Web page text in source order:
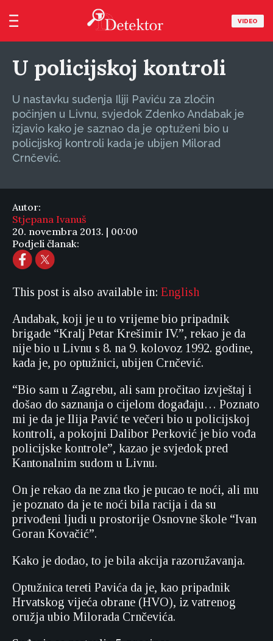
VIDEO
U policijskoj kontroli
U nastavku suđenja Iliji Paviću za zločin
počinjen u Livnu, svjedok Zdenko Andabak je
izjavio kako je saznao da je optuženi bio u
policijskoj kontroli kada je ubijen Milorad
Crnčević.
Autor:
Stjepana Ivanuš
20. novembra 2013. | 00:00
Podjeli članak:
This post is also available in: English
Andabak, koji je u to vrijeme bio pripadnik
brigade “Kralj Petar Krešimir IV.”, rekao je da
nije bio u Livnu s 8. na 9. kolovoz 1992. godine,
kada je, po optužnici, ubijen Crnčević.
“Bio sam u Zagrebu, ali sam pročitao izvještaj i
došao do saznanja o cijelom događaju… Poznato
mi je da je Ilija Pavić te večeri bio u policijskoj
kontroli, a pokojni Dalibor Perković je bio vođa
policijske kontrole”, kazao je svjedok pred
Kantonalnim sudom u Livnu.
On je rekao da ne zna tko je pucao te noći, ali mu
je poznato da je te noći bila racija i da su
privođeni ljudi u prostorije Osnovne škole “Ivan
Goran Kovačić”.
Kako je dodao, to je bila akcija razoružavanja.
Optužnica tereti Pavića da je, kao pripadnik
Hrvatskog vijeća obrane (HVO), iz vatrenog
oružja ubio Milorada Crnčevića.